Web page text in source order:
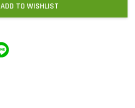
ADD TO WISHLIST